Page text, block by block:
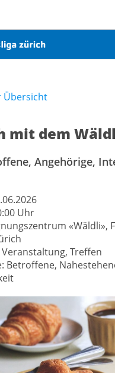
Übersicht
mit dem
Angehörige,
Uhr
«Wäldli»,
Veranstaltung, Treffen
Betroffene,